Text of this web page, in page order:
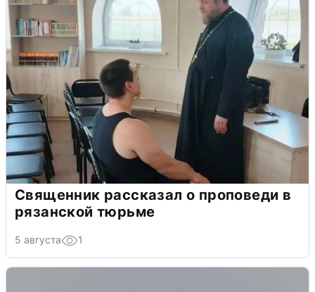
Священник рассказал о проповеди в
рязанской тюрьме
5 августа 1